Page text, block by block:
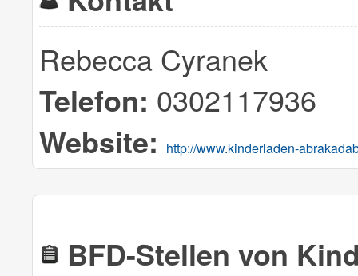
Rebecca Cyranek
Telefon: 0302117936
Website:
http://www.kinderladen-
BFD-Stellen von